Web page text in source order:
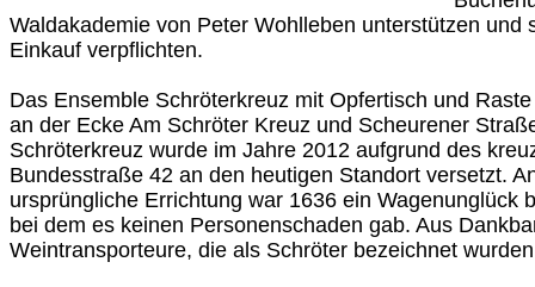
Waldakademie von Peter Wohlleben unterstützen und
Einkauf verpflichten.
Das Ensemble Schröterkreuz mit Opfertisch und
an der Ecke Am Schröter Kreuz und Scheurener
Schröterkreuz wurde im Jahre 2012 aufgrund des
Bundesstraße 42 an den heutigen Standort versetzt.
ursprüngliche Errichtung war 1636 ein Wagenunglück
bei dem es keinen Personenschaden gab. Aus
Weintransporteure, die als Schröter bezeichnet